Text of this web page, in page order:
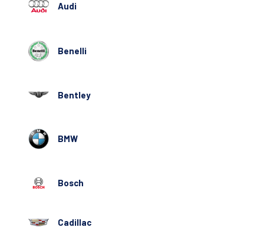
Audi
Benelli
Bentley
BMW
Bosch
Cadillac